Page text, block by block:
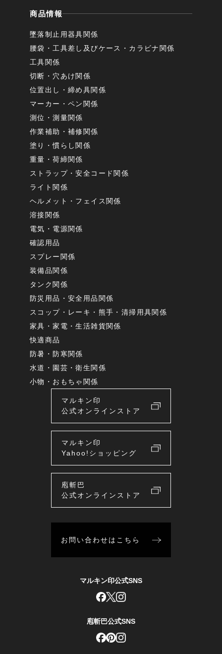
商品情報
墜落制止用器具関係
腰袋・工具差し及びケース・カラビナ関係
工具関係
切断・穴あけ関係
位置出し・締め具関係
マーカー・ペン関係
測位・測量関係
作業補助・補修関係
塗り・慣らし関係
重量・荷締関係
ストラップ・安全コード関係
ライト関係
ヘルメット・フェイス関係
溶接関係
電気・電源関係
確認用品
スプレー関係
装備品関係
タンク関係
防災用品・安全用品関係
スコップ・レーキ・熊手・清掃用具関係
家具・家電・生活雑貨関係
快適商品
防暑・防寒関係
水道・園芸・衛生関係
小物・おもちゃ関係
マルキン印
公式オンラインストア
マルキン印
Yahoo!ショッピング
庖斬巴
公式オンラインストア
お問い合わせはこちら
マルキン印公式SNS
庖斬巴公式SNS